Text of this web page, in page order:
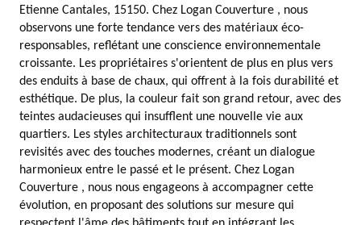
Etienne Cantales, 15150. Chez Logan Couverture , nous
observons une forte tendance vers des matériaux éco-
responsables, reflétant une conscience environnementale
croissante. Les propriétaires s'orientent de plus en plus vers
des enduits à base de chaux, qui offrent à la fois durabilité et
esthétique. De plus, la couleur fait son grand retour, avec des
teintes audacieuses qui insufflent une nouvelle vie aux
quartiers. Les styles architecturaux traditionnels sont
revisités avec des touches modernes, créant un dialogue
harmonieux entre le passé et le présent. Chez Logan
Couverture , nous nous engageons à accompagner cette
évolution, en proposant des solutions sur mesure qui